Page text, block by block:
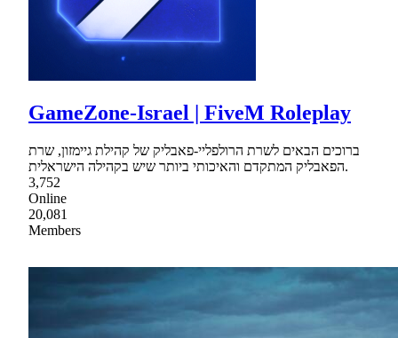
GameZone-Israel | FiveM Roleplay
ברוכים הבאים לשרת הרולפליי-פאבליק של קהילת גיימזון, שרת
הפאבליק המתקדם והאיכותי ביותר שיש בקהילה הישראלית.
3,752
Online
20,081
Members